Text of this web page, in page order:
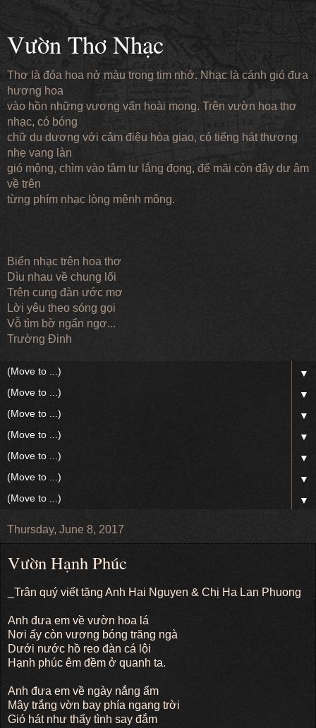
Vườn Thơ Nhạc
Thơ là đóa hoa nở màu trong tim nhớ. Nhạc là cánh gió đưa
hương hoa
vào hồn những vương vấn hoài mong. Trên vườn hoa thơ
nhạc, có bóng
chữ du dương với cảm điệu hòa giao, có tiếng hát thương
nhẹ vang làn
gió mộng, chìm vào tâm tư lắng đọng, để mãi còn đây dư âm
về trên
từng phím nhạc lòng mênh mông.
Biển nhạc trên hoa thơ
Dìu nhau về chung lối
Trên cung đàn ước mơ
Lời yêu theo sóng gọi
Vỗ tìm bờ ngẩn ngơ...
Trường Đinh
▼
▼
▼
▼
▼
▼
▼
Thursday, June 8, 2017
Vườn Hạnh Phúc
_Trân quý viết tặng Anh Hai Nguyen & Chị Ha Lan Phuong
Anh đưa em về vườn hoa lá
Nơi ấy còn vương bóng trăng ngà
Dưới nước hồ reo đàn cá lội
Hạnh phúc êm đềm ở quanh ta.
Anh đưa em về ngày nắng ấm
Mây trắng vờn bay phía ngang trời
Gió hát như thấy tình say đắm